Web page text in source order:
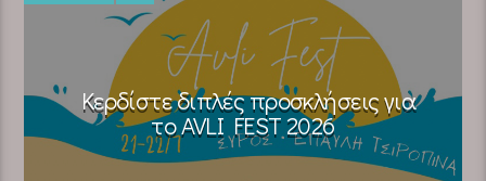
Κερδίστε διπλές προσκλήσεις για
το AVLI FEST 2026